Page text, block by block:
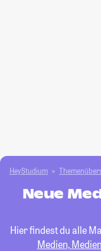
HeyStudium
Neue
Hier findest du alle
Medien,